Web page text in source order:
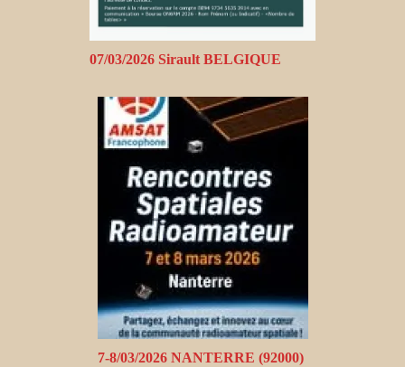
07/03/2026 Sirault BELGIQUE
7-8/03/2026 NANTERRE (92000)